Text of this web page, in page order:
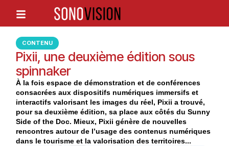
CONTENU
Pixii, une deuxième édition sous
spinnaker
À la fois espace de démonstration et de conférences
consacrées aux dispositifs numériques immersifs et
interactifs valorisant les images du réel, Pixii a trouvé,
pour sa deuxième édition, sa place aux côtés du Sunny
Side of the Doc. Mieux, Pixii génère de nouvelles
rencontres autour de l’usage des contenus numériques
dans le tourisme et la valorisation des territoires...